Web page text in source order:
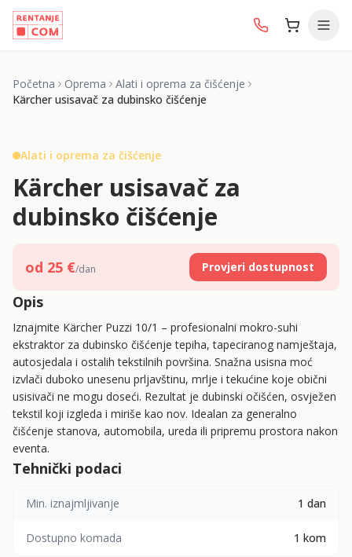
Početna Oprema
Alati i oprema za čišćenje
Kärcher usisavač za dubinsko čišćenje
Alati i oprema za čišćenje
Kärcher usisavač za
dubinsko čišćenje
od 25 €/dan Provjeri dostupnost
Opis
Iznajmite Kärcher Puzzi 10/1 – profesionalni mokro-suhi
ekstraktor za dubinsko čišćenje tepiha, tapeciranog namještaja,
autosjedala i ostalih tekstilnih površina. Snažna usisna moć
izvlači duboko unesenu prljavštinu, mrlje i tekućine koje obični
usisivači ne mogu doseći. Rezultat je dubinski očišćen, osvježen
tekstil koji izgleda i miriše kao nov. Idealan za generalno
čišćenje stanova, automobila, ureda ili pripremu prostora nakon
eventa.
Tehnički podaci
Min. iznajmljivanje 1 dan
Dostupno komada 1 kom